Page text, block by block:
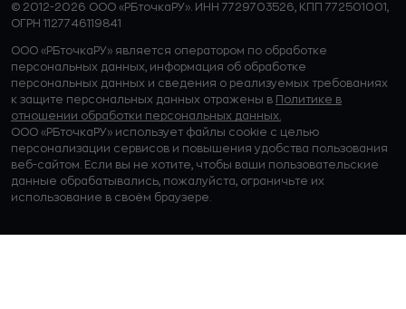
© 2012-2026 ООО «РБточкаРУ». ИНН 7729703526, КПП 772501001,
ОГРН 1127746119841
ООО «РБточкаРУ» является оператором по обработке
персональных данных, информация об обработке
персональных данных и сведения о реализуемых требованиях
к защите персональных данных отражены в Политике в
отношении обработки персональных данных.
ООО «РБточкаРУ» использует файлы cookie с целью
персонализации сервисов и повышения удобства пользования
веб-сайтом. Если вы не хотите, чтобы ваши пользовательские
данные обрабатывались, пожалуйста, ограничьте их
использование в своём браузере.